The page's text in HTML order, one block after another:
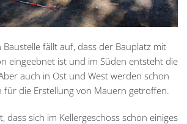
fällt auf, dass der Bauplatz mit
eingeebnet ist und im Süden entsteht die
auch in Ost und West werden schon
für die Erstellung von Mauern getroffen.
dass sich im Kellergeschoss schon einiges